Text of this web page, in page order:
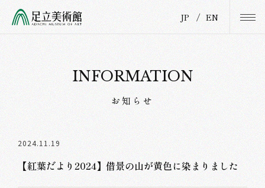
JP / EN
INFORMATION
お知らせ
2024.11.19
【紅葉だより2024】借景の山が黄色に染まりました